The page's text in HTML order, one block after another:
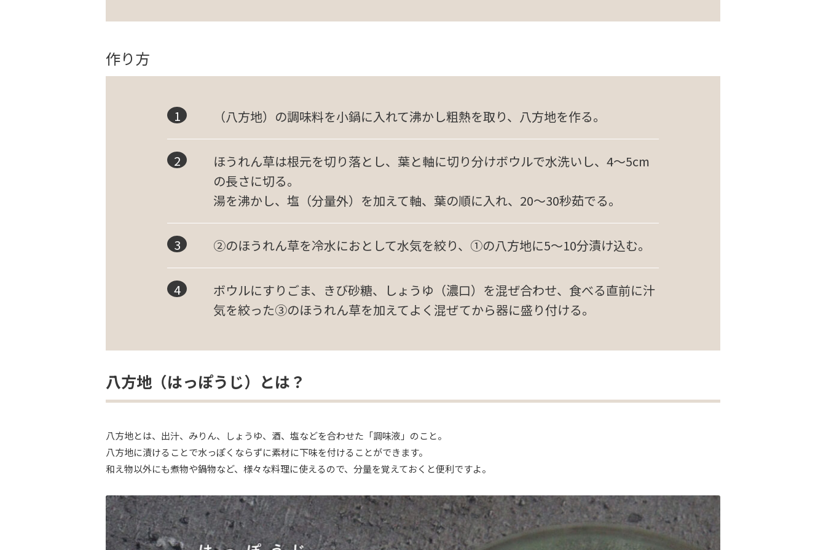
作り方
（八方地）の調味料を小鍋に入れて沸かし粗熱を取り、八方地を作る。
ほうれん草は根元を切り落とし、葉と軸に切り分けボウルで水洗いし、4～5cm
の長さに切る。
湯を沸かし、塩（分量外）を加えて軸、葉の順に入れ、20～30秒茹でる。
②のほうれん草を冷水におとして水気を絞り、①の八方地に5～10分漬け込む。
ボウルにすりごま、きび砂糖、しょうゆ（濃口）を混ぜ合わせ、食べる直前に汁
気を絞った③のほうれん草を加えてよく混ぜてから器に盛り付ける。
八方地（はっぽうじ）とは？
八方地とは、出汁、みりん、しょうゆ、酒、塩などを合わせた「調味液」のこと。
八方地に漬けることで水っぽくならずに素材に下味を付けることができます。
和え物以外にも煮物や鍋物など、様々な料理に使えるので、分量を覚えておくと便利ですよ。